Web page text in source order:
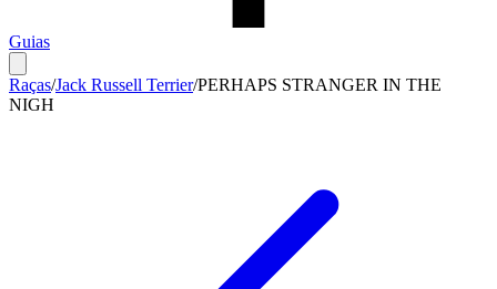
Guias
Raças/Jack Russell Terrier/PERHAPS STRANGER IN THE
NIGH